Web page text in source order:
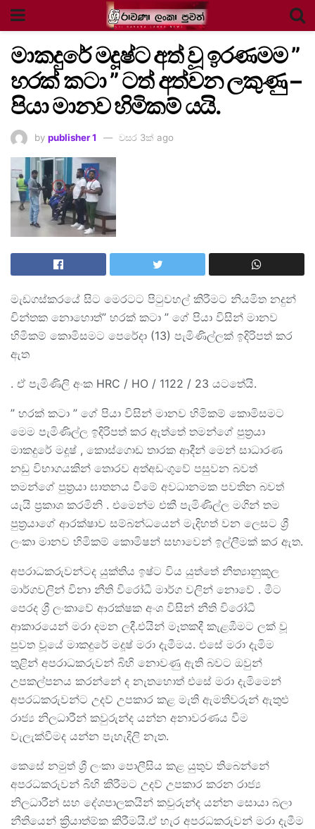
මාකදුරේ මදූෂ්ට අත් වූ ඉරණමම ”
හරක් කටා ” ටත් අත්වන ලකුණු –
පියා මානව හිමිකම් යයි.
by publisher 1 වසර 3ක් ago
මැඩගස්කරයේ සිට මෙරටට පිටුවහල් කිරීමට නියමිත නදුන්
චින්තක නොහොත්” හරක් කටා ” ගේ පියා විසින් මානව
හිමිකම් කොමිසමට පෙරේදා (13) පැමිණිල්ලක් ඉදිරිපත් කර
ඇත
. ඒ පැමිණිලි අංක HRC / HO / 1122 / 23 යටතේයි.
” හරක් කටා ” ගේ පියා විසින් මානව හිමිකම් කොමිසමට
මෙම පැමිණිල්ල ඉදිරිපත් කර ඇත්තේ තමන්ගේ පුත්‍රයා
මාකදුරේ මදූෂ් , කොස්ගොඩ තාරක ආදීන් මෙන් සාධාරණ
නඩු විභාගයකින් තොරව අත්අඩංගුවේ පසුවන බවත්
තමන්ගේ පුත්‍රයා ඝාතනය වීමේ අවධානමක පවතින බවත්
යැයි ප්‍රකාශ කරමිනි . එමෙන්ම එකී පැමිණිල්ල මගින් තම
පුත්‍රයාගේ ආරක්ෂාව සම්බන්ධයෙන් මැදිහත් වන ලෙසට ශ්‍රී
ලංකා මානව හිමිකම් කොමිෂන් සභාවෙන් ඉල්ලීමක් කර ඇත.
අපරාධකරුවන්ටද යුක්තිය ඉෂ්ට විය යුත්තේ නීත්‍යානුකූල
මාර්ගවලින් විනා නීති විරෝධී මාර්ග වලින් නොවේ . මීට
පෙරද ශ්‍රී ලංකාවේ ආරක්ෂක අංශ විසින් නීති විරෝධී
ආකාරයෙන් මරා දමන ලදී.එයින් මෑතකදී කැළඹීමට ලක් වූ
පුවත වූයේ මාකදුරේ මදූෂ් මරා දැමීමය. එසේ මරා දැමිම
තුළින් අපරාධකරුවන් බිහි නොවණු ඇති බවට ඔවුන්
උපකල්පනය කරන්නේ ද නැතහොත් එසේ මරා දැමිමෙන්
අපරධකරුවන්ට උදව් උපකාර කළ මැති ඇමතිවරුන් ඇතුළු
රාජ්‍ය නිලධාරීන් කවුරුන්ද යන්න අනාවරණය වීම
වැලැක්වීමද යන්න පැහැදිලි නැත.
කෙසේ නමුත් ශ්‍රී ලංකා පොලීසිය කළ යුතුව තිබෙන්නේ
අපරධකරුවන් බිහි කිරීමට උදව් උපකාර කරන රාජ්‍ය
නිලධාරීන් සහ දේශපාලකයින් කවුරුන්ද යන්න සොයා බලා
නීතියෙන් ක්‍රියාත්ම්ක කිරීමයි.ඒ හැර අපරධකරුවන් මරා දැමීම